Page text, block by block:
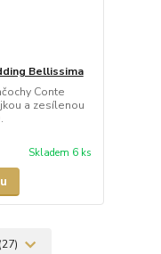
Bellissima
Conte
a zesílenou
Skladem 6 ks